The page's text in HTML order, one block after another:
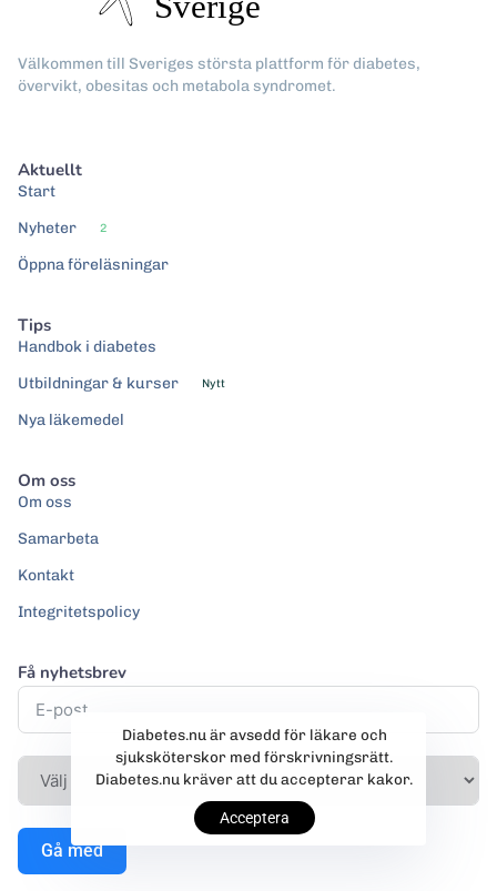
Välkommen till Sveriges största plattform för diabetes,
övervikt, obesitas och metabola syndromet.
Aktuellt
Start
Nyheter
2
Öppna föreläsningar
Tips
Handbok i diabetes
Utbildningar & kurser
Nytt
Nya läkemedel
Om oss
Om oss
Samarbeta
Kontakt
Integritetspolicy
Få nyhetsbrev
Gå med
Diabetes.nu är avsedd för läkare och
sjuksköterskor med förskrivningsrätt.
Diabetes.nu kräver att du accepterar kakor.
Acceptera